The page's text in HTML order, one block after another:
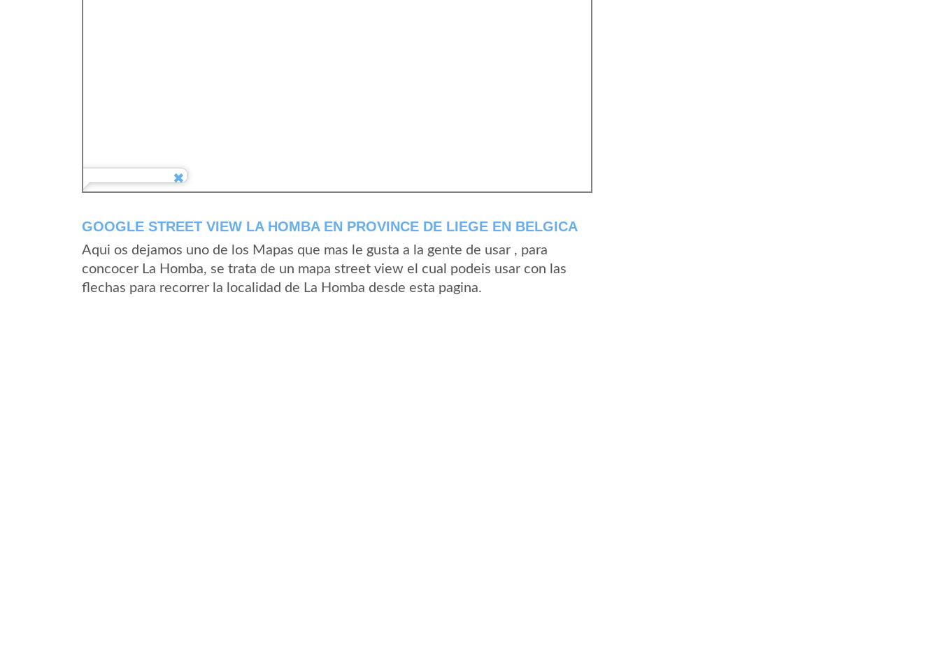
GOOGLE STREET VIEW LA HOMBA EN PROVINCE DE LIEGE EN BELGICA
Aqui os dejamos uno de los Mapas que mas le gusta a la gente de usar , para
concocer La Homba, se trata de un mapa street view el cual podeis usar con las
flechas para recorrer la localidad de La Homba desde esta pagina.